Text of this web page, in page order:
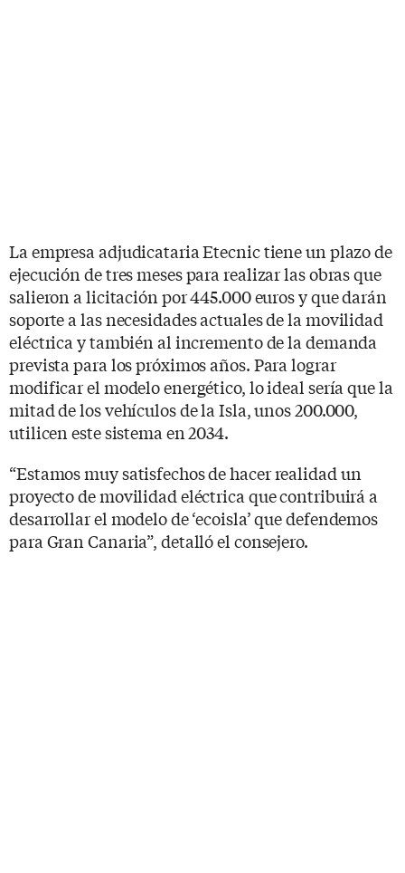
La empresa adjudicataria Etecnic tiene un plazo de
ejecución de tres meses para realizar las obras que
salieron a licitación por 445.000 euros y que darán
soporte a las necesidades actuales de la movilidad
eléctrica y también al incremento de la demanda
prevista para los próximos años. Para lograr
modificar el modelo energético, lo ideal sería que la
mitad de los vehículos de la Isla, unos 200.000,
utilicen este sistema en 2034.
“Estamos muy satisfechos de hacer realidad un
proyecto de movilidad eléctrica que contribuirá a
desarrollar el modelo de ‘ecoisla’ que defendemos
para Gran Canaria”, detalló el consejero.